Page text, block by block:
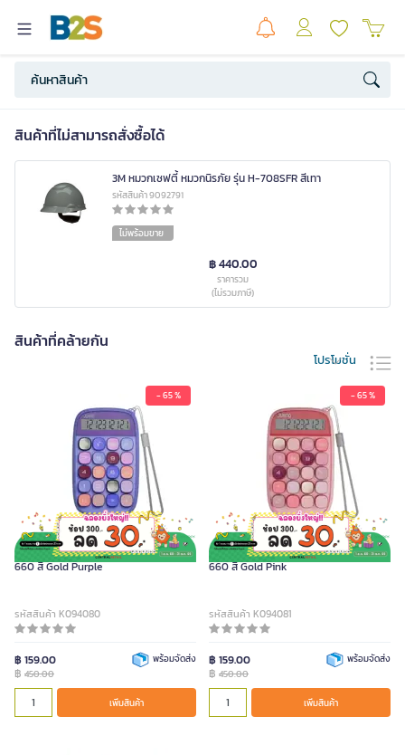
สินค้าที่ไม่สามารถสั่งซื้อได้
3M หมวกเซฟตี้ หมวกนิรภัย รุ่น H-708SFR สีเทา
รหัสสินค้า 9092791
ไม่พร้อมขาย
฿ 440.00
ราคารวม
(ไม่รวมภาษี)
สินค้าที่คล้ายกัน
โปรโมชั่น
- 65 %
JUNNO เครื่องคิดเลข 10 หลัก รุ่น JN-
660 สี Gold Purple
รหัสสินค้า K094080
฿ 159.00
฿ 450.00
พร้อมจัดส่ง
เพิ่มสินค้า
- 65 %
JUNNO เครื่องคิดเลข 10 หลัก รุ่น JN-
660 สี Gold Pink
รหัสสินค้า K094081
฿ 159.00
฿ 450.00
พร้อมจัดส่ง
เพิ่มสินค้า